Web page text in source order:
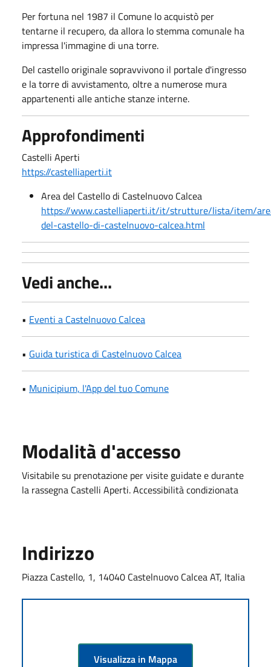
Per fortuna nel 1987 il Comune lo acquistò per
tentarne il recupero, da allora lo stemma comunale ha
impressa l'immagine di una torre.
Del castello originale sopravvivono il portale d'ingresso
e la torre di avvistamento, oltre a numerose mura
appartenenti alle antiche stanze interne.
Approfondimenti
Castelli Aperti
https://castelliaperti.it
Area del Castello di Castelnuovo Calcea
https://www.castelliaperti.it/it/strutture/lista/item/
del-castello-di-castelnuovo-calcea.html
Vedi anche...
• Eventi a Castelnuovo Calcea
• Guida turistica di Castelnuovo Calcea
• Municipium, l'App del tuo Comune
Modalità d'accesso
Visitabile su prenotazione per visite guidate e durante
la rassegna Castelli Aperti. Accessibilità condizionata
Indirizzo
Piazza Castello, 1, 14040 Castelnuovo Calcea AT, Italia
Visualizza in Mappa